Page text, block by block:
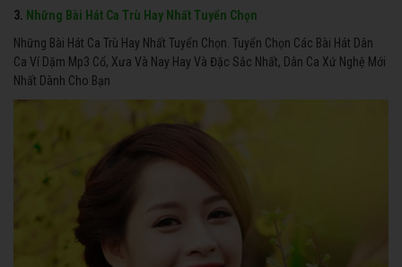
3.
Những Bài Hát Ca Trù Hay Nhất Tuyển Chọn
Những Bài Hát Ca Trù Hay Nhất Tuyển Chọn. Tuyển Chọn Các Bài Hát Dân
Ca Ví Dặm Mp3 Cổ, Xưa Và Nay Hay Và Đặc Sắc Nhất, Dân Ca Xứ Nghệ Mới
Nhất Dành Cho Bạn